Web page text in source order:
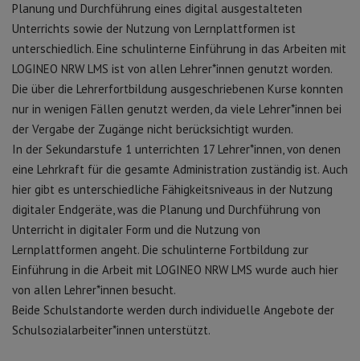
Planung und Durchführung eines digital ausgestalteten
Unterrichts sowie der Nutzung von Lernplattformen ist
unterschiedlich. Eine schulinterne Einführung in das Arbeiten mit
LOGINEO NRW LMS ist von allen Lehrer*innen genutzt worden.
Die über die Lehrerfortbildung ausgeschriebenen Kurse konnten
nur in wenigen Fällen genutzt werden, da viele Lehrer*innen bei
der Vergabe der Zugänge nicht berücksichtigt wurden.
In der Sekundarstufe 1 unterrichten 17 Lehrer*innen, von denen
eine Lehrkraft für die gesamte Administration zuständig ist. Auch
hier gibt es unterschiedliche Fähigkeitsniveaus in der Nutzung
digitaler Endgeräte, was die Planung und Durchführung von
Unterricht in digitaler Form und die Nutzung von
Lernplattformen angeht. Die schulinterne Fortbildung zur
Einführung in die Arbeit mit LOGINEO NRW LMS wurde auch hier
von allen Lehrer*innen besucht.
Beide Schulstandorte werden durch individuelle Angebote der
Schulsozialarbeiter*innen unterstützt.